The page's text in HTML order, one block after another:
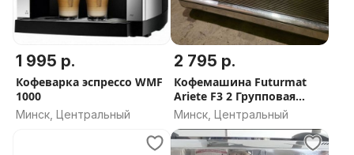
1 995 р.
Кофеварка эспрессо WMF
1000
Минск, Центральный
2 795 р.
Кофемашина Futurmat
Ariete F3 2 Групповая
ИТАЛИЯ
Минск, Центральный